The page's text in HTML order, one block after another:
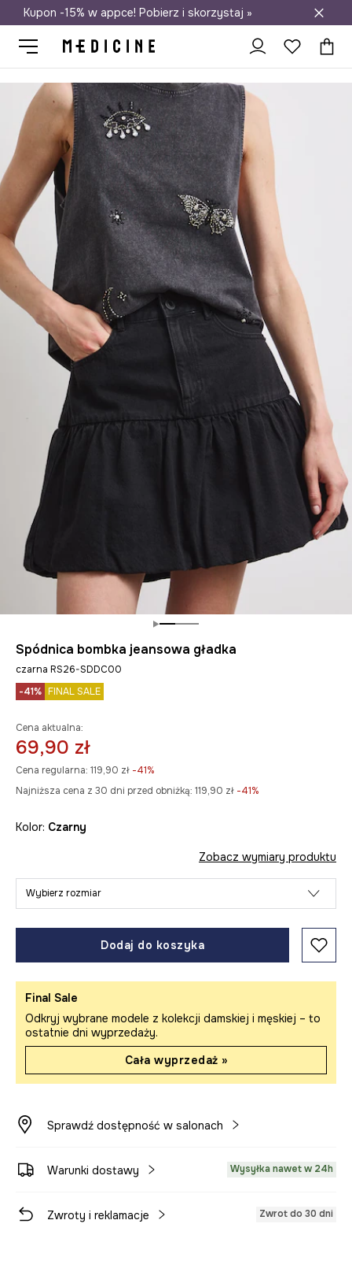
Darmowa dostawa do salonów
Kupon -15% w appce! Pobierz i skorzystaj »
Spódnica bombka jeansowa gładka
czarna RS26-SDDC00
-41% FINAL SALE
Cena aktualna:
69,90 zł
Cena regularna: 119,90 zł -41%
Najniższa cena z 30 dni przed obniżką: 119,90 zł -41%
Kolor: czarny
Zobacz wymiary produktu
Wybierz rozmiar
Dodaj do koszyka
Final Sale
Odkryj wybrane modele z kolekcji damskiej i męskiej – to
ostatnie dni wyprzedaży.
Cała wyprzedaż »
Sprawdź dostępność w salonach
Warunki dostawy Wysyłka nawet w 24h
Zwroty i reklamacje Zwrot do 30 dni